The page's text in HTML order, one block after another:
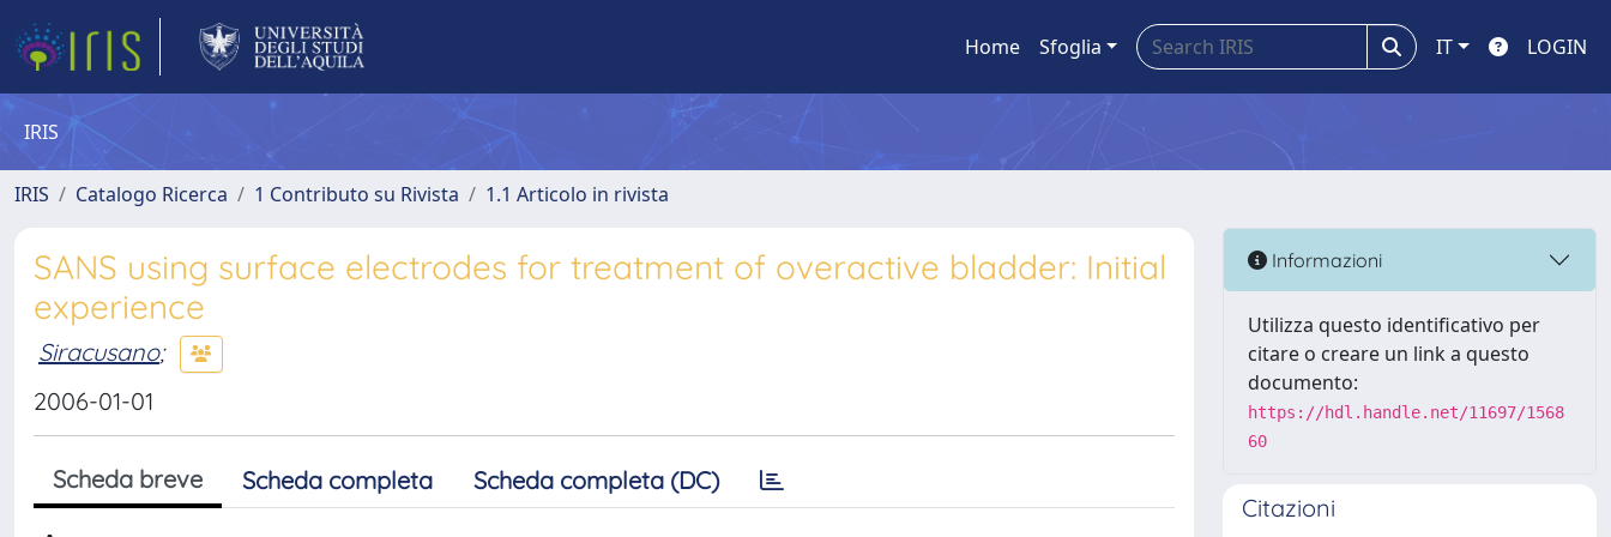
Home Sfoglia IT LOGIN
IRIS
IRIS Catalogo Ricerca 1 Contributo su Rivista 1.1 Articolo in rivista
SANS using surface electrodes for treatment of overactive bladder: Initial
experience
Siracusano;
2006-01-01
Scheda breve Scheda completa Scheda completa (DC)
Informazioni
Utilizza questo identificativo per
citare o creare un link a questo
documento:
https://hdl.handle.net/11697/1568
60
Citazioni